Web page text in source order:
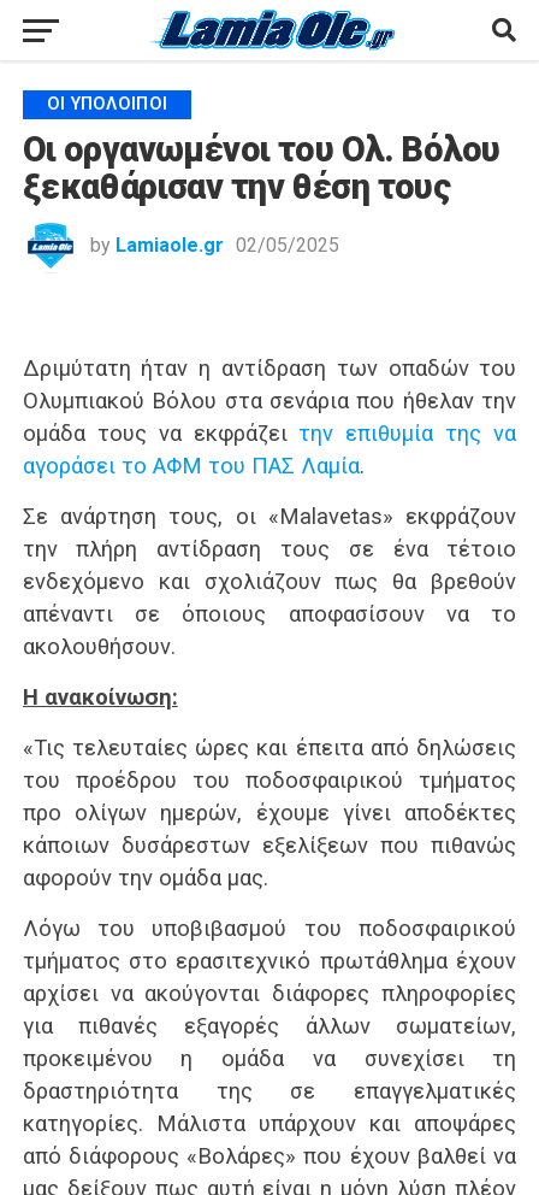
ΟΙ ΥΠΌΛΟΙΠΟΙ
Οι οργανωμένοι του Ολ. Βόλου
ξεκαθάρισαν την θέση τους
by Lamiaole.gr 02/05/2025
Δριμύτατη ήταν η αντίδραση των οπαδών του
Ολυμπιακού Βόλου στα σενάρια που ήθελαν την
ομάδα τους να εκφράζειτην επιθυμία της να
αγοράσει το ΑΦΜ του ΠΑΣ Λαμία.
Σε ανάρτηση τους, οι «Μalavetas» εκφράζουν
την πλήρη αντίδραση τους σε ένα τέτοιο
ενδεχόμενο και σχολιάζουν πως θα βρεθούν
απέναντι σε όποιους αποφασίσουν να το
ακολουθήσουν.
Η ανακοίνωση:
«Τις τελευταίες ώρες και έπειτα από δηλώσεις
του προέδρου του ποδοσφαιρικού τμήματος
προ ολίγων ημερών, έχουμε γίνει αποδέκτες
κάποιων δυσάρεστων εξελίξεων που πιθανώς
αφορούν την ομάδα μας.
Λόγω του υποβιβασμού του ποδοσφαιρικού
τμήματος στο ερασιτεχνικό πρωτάθλημα έχουν
αρχίσει να ακούγονται διάφορες πληροφορίες
για πιθανές εξαγορές άλλων σωματείων,
προκειμένου η ομάδα να συνεχίσει τη
δραστηριότητα της σε επαγγελματικές
κατηγορίες. Μάλιστα υπάρχουν και αποψάρες
από διάφορους «Βολάρες» που έχουν βαλθεί να
μας δείξουν πως αυτή είναι η μόνη λύση πλέον